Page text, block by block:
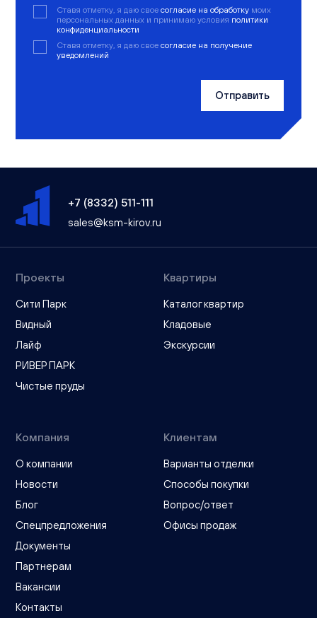
Ставя отметку, я даю свое согласие на обработку моих
персональных данных и принимаю условия политики
конфиденциальности
Ставя отметку, я даю свое согласие на получение
уведомлений
Отправить
+7 (8332) 511-111
sales@ksm-kirov.ru
Проекты
Сити Парк
Видный
Лайф
РИВЕР ПАРК
Чистые пруды
Квартиры
Каталог квартир
Кладовые
Экскурсии
Компания
О компании
Новости
Блог
Спецпредложения
Документы
Партнерам
Вакансии
Контакты
Клиентам
Варианты отделки
Способы покупки
Вопрос/ответ
Офисы продаж